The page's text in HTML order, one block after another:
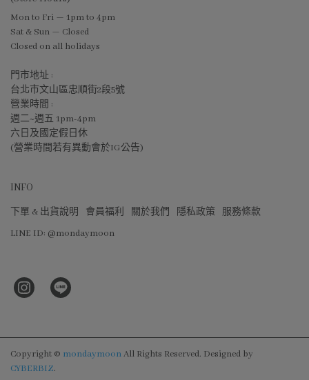
Mon to Fri — 1pm to 4pm
Sat & Sun — Closed
Closed on all holidays
門市地址 :
台北市文山區忠順街2段5號
營業時間 :
週二~週五 1pm-4pm
六日及國定假日休
(營業時間若有異動會於IG公告)
INFO
下單 & 出貨說明 會員福利 關於我們 隱私政策
服務條款
LINE ID: @mondaymoon
Copyright © mondaymoonAll Rights Reserved. Designed by
CYBERBIZ.